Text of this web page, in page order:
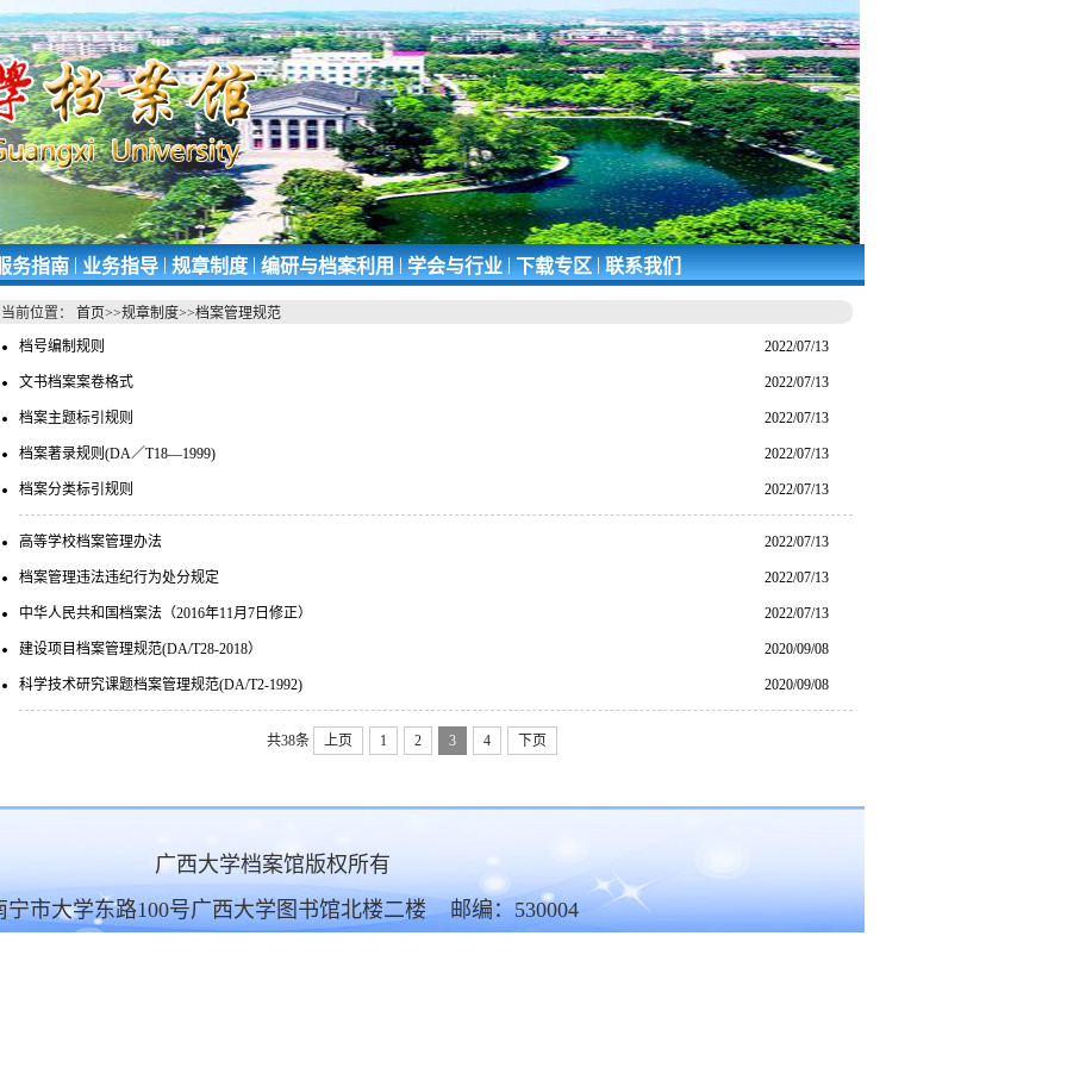
务指南|业务指导|规章制度|编研与档案利用|学会与行业|下载专区|联系我们
当前位置： 首页>>规章制度>>档案管理规范
档号编制规则
2022/07/13
文书档案案卷格式 2022/07/13
档案主题标引规则 2022/07/13
档案著录规则(DA／T18—1999) 2022/07/13
档案分类标引规则 2022/07/13
高等学校档案管理办法 2022/07/13
档案管理违法违纪行为处分规定 2022/07/13
中华人民共和国档案法（2016年11月7日修正） 2022/07/13
建设项目档案管理规范(DA/T28-2018） 2020/09/08
科学技术研究课题档案管理规范(DA/T2-1992) 2020/09/08
共38条 上页 1 2 3 4 下页
广西大学档案馆版权所有
宁市大学东路100号广西大学图书馆北楼二楼 邮编：530004